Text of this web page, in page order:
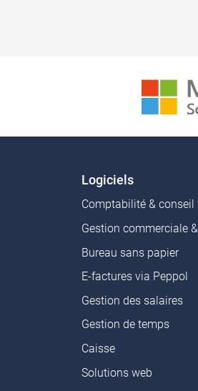
Logiciels
Comptabilité & conseil
Gestion commerciale
Bureau sans papier
E-factures via Peppol
Gestion des salaires
Gestion de temps
Caisse
Solutions web